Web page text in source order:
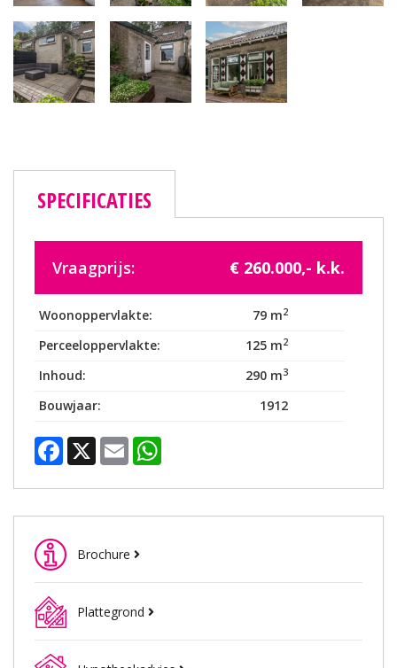
SPECIFICATIES
Vraagprijs: € 260.000,- k.k.
Woonoppervlakte: 79 m2
Perceeloppervlakte: 125 m2
Inhoud: 290 m3
Bouwjaar: 1912
Facebook
X Email
Brochure
Plattegrond